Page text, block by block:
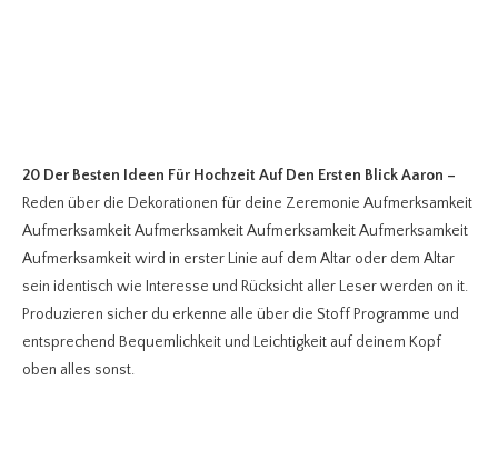
20 Der Besten Ideen Für Hochzeit Auf Den Ersten Blick Aaron –
Reden über die Dekorationen für deine Zeremonie Aufmerksamkeit
Aufmerksamkeit Aufmerksamkeit Aufmerksamkeit Aufmerksamkeit
Aufmerksamkeit wird in erster Linie auf dem Altar oder dem Altar
sein identisch wie Interesse und Rücksicht aller Leser werden on it.
Produzieren sicher du erkenne alle über die Stoff Programme und
entsprechend Bequemlichkeit und Leichtigkeit auf deinem Kopf
oben alles sonst.